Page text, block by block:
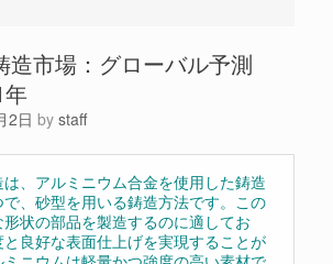
造市場：グローバル予測
2日 by staff
、アルミニウム合金を使用した鋳造
、砂型を用いる鋳造方法です。この
状の部品を製造するのに適してお
と良好な表面仕上げを実現することが